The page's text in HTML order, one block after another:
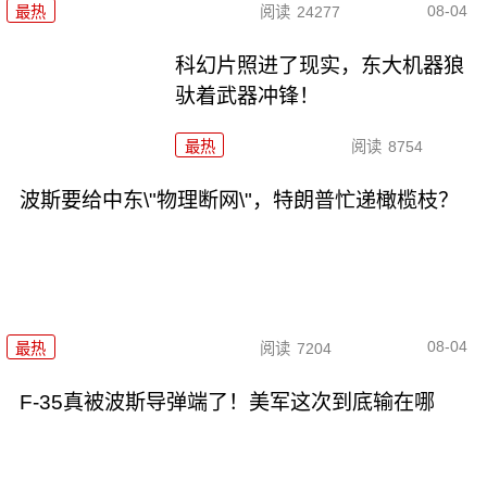
最热 阅读 24277 08-04
科幻片照进了现实，东大机器狼
驮着武器冲锋！
最热 阅读 8754
波斯要给中东\"物理断网\"，特朗普忙递橄榄枝？
最热 阅读 7204 08-04
F-35真被波斯导弹端了！美军这次到底输在哪